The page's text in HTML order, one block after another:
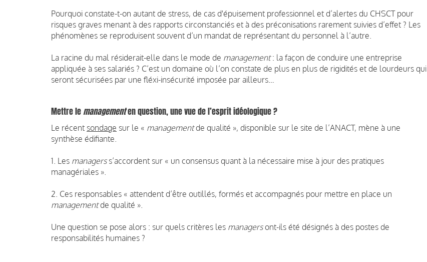
Pourquoi constate-t-on autant de stress, de cas d'épuisement professionnel et d’alertes du CHSCT pour
risques graves menant à des rapports circonstanciés et à des préconisations rarement suivies d’effet ? Les
phénomènes se reproduisent souvent d’un mandat de représentant du personnel à l’autre.
La racine du mal résiderait-elle dans le mode de management: la façon de conduire une entreprise
appliquée à ses salariés ? C’est un domaine où l’on constate de plus en plus de rigidités et de lourdeurs qui
seront sécurisées par une fléxi-insécurité imposée par ailleurs…
Mettre lemanagementen question, une vue de l’esprit idéologique ?
Le récent sondage sur le « managementde qualité », disponible sur le site de l’ANACT, mène à une
synthèse édifiante.
1. Les managerss’accordent sur « un consensus quant à la nécessaire mise à jour des pratiques
managériales ».
2. Ces responsables « attendent d’être outillés, formés et accompagnés pour mettre en place un
managementde qualité ».
Une question se pose alors : sur quels critères les managersont-ils été désignés à des postes de
responsabilités humaines ?